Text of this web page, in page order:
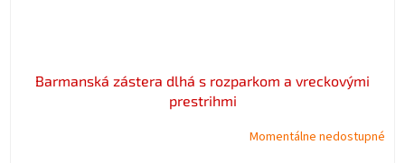
Barmanská zástera dlhá s rozparkom a vreckovými
prestrihmi
Momentálne nedostupné